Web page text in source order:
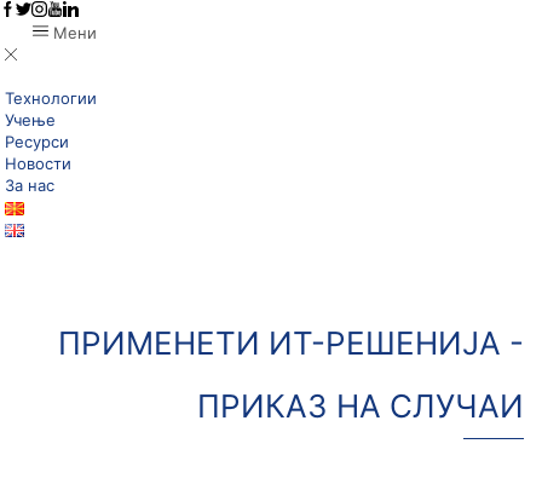
Мени
Технологии
Учење
Ресурси
Новости
За нас
ПРИМЕНEТИ ИТ-РЕШЕНИЈА -
ПРИКАЗ НА СЛУЧАИ